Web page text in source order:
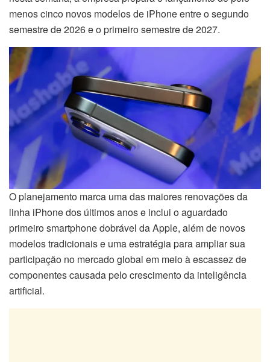
menos cinco novos modelos de iPhone entre o segundo
semestre de 2026 e o primeiro semestre de 2027.
O planejamento marca uma das maiores renovações da
linha iPhone dos últimos anos e inclui o aguardado
primeiro smartphone dobrável da Apple, além de novos
modelos tradicionais e uma estratégia para ampliar sua
participação no mercado global em meio à escassez de
componentes causada pelo crescimento da inteligência
artificial.